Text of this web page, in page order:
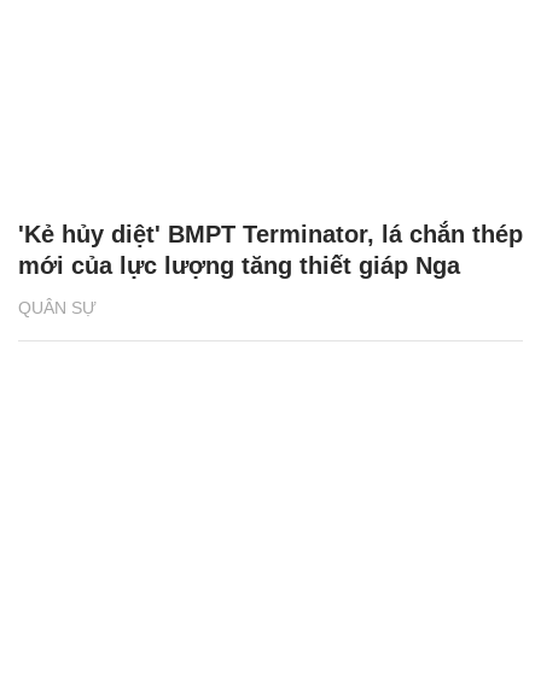
QUÂN SỰ
'Kẻ hủy diệt' BMPT Terminator, lá chắn thép
mới của lực lượng tăng thiết giáp Nga